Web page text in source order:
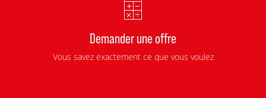
Demander une offre
Vous savez exactement ce que vous voulez